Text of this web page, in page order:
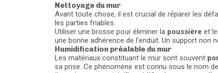
Nettoyage du mur
Avant toute chose, il est crucial de réparer les
les parties friables.
Utiliser une brosse pour éliminer la poussière et
une bonne adhérence de l’enduit. Un support non
Humidification préalable du mur
Les matériaux constituant le mur sont souvent
sa prise. Ce phénomène est connu sous le nom